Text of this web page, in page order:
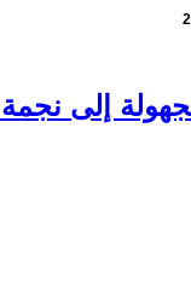
إلى نجمة